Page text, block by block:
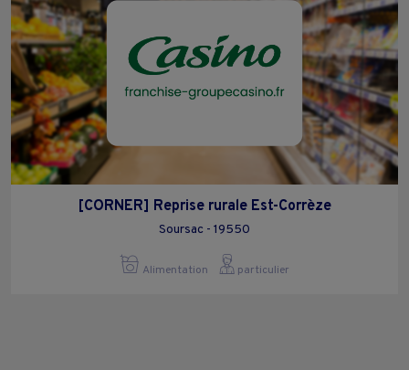
[CORNER] Reprise rurale Est-Corrèze
Soursac - 19550
Alimentation particulier